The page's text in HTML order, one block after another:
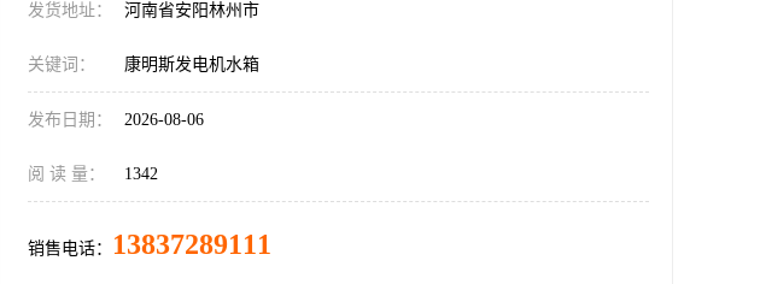
发货地址： 河南省安阳林州市
关键词： 康明斯发电机水箱
发布日期： 2026-08-06
阅 读 量： 1342
销售电话： 13837289111